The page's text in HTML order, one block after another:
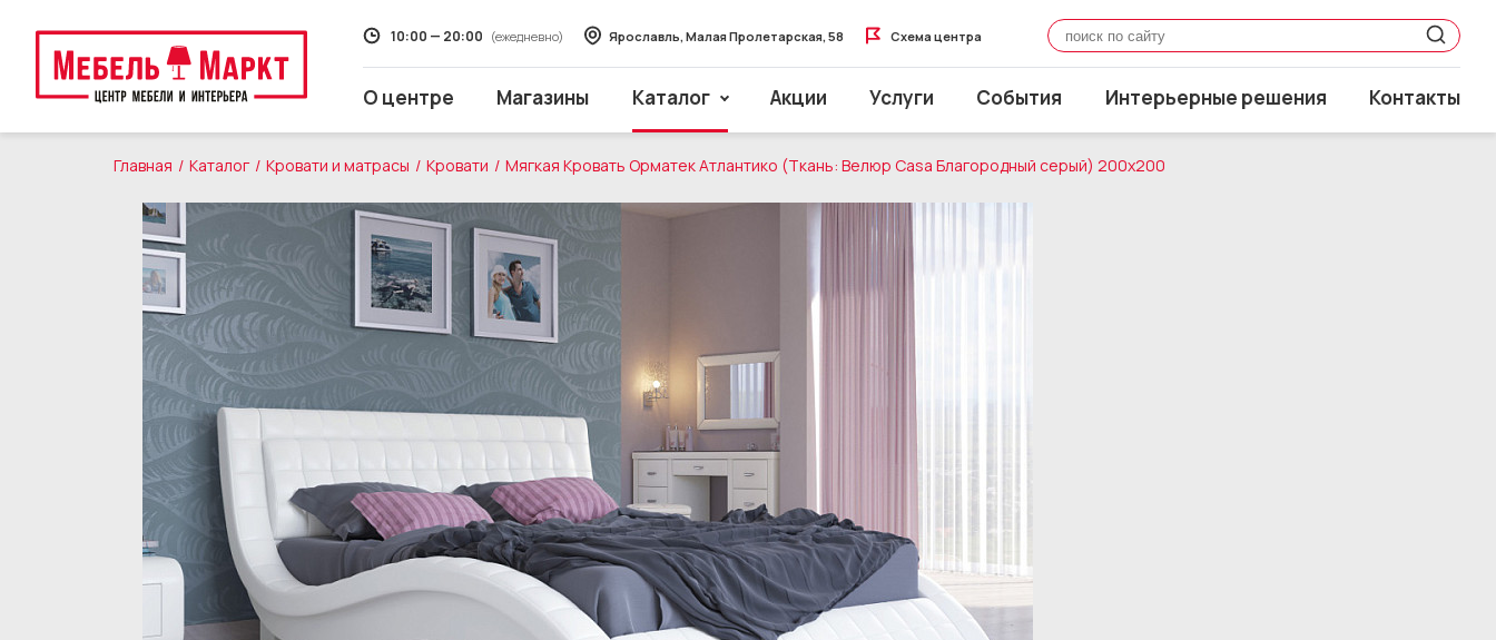
О центре Магазины
Распродажа
Мягкая мебель
Кухни
Корпусная мебель
Кровати и матрасы
Столы и стулья
Свет
Стеллажи и полки
Товары для дома
Бренды
Каталог Акции Услуги События Интерьерные решения Контакты
10:00 — 20:00 (ежедневно) Ярославль, Малая Пролетарская, 58 Схема центра
Главная Каталог Кровати и матрасы Кровати Мягкая Кровать Орматек Атлантико (Ткань: Велюр Casa Благородный серый) 200x200